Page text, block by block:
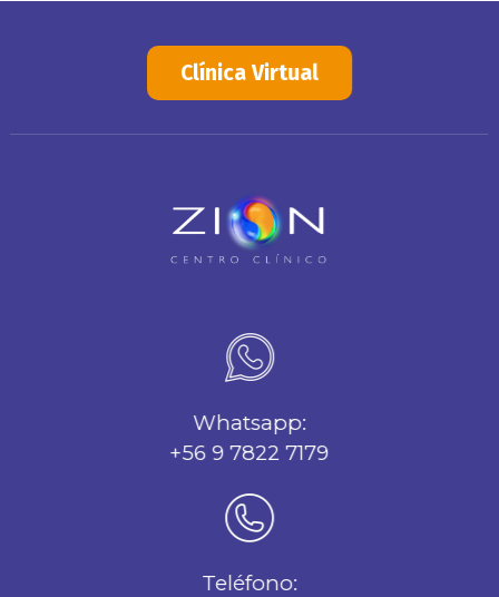
Clínica Virtual
Whatsapp:
+56 9 7822 7179
Teléfono: